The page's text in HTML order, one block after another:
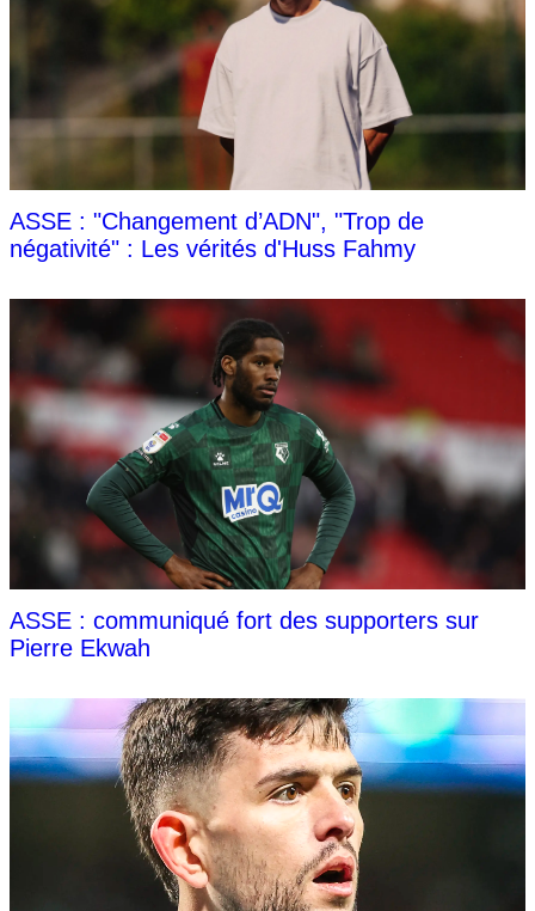
ASSE : "Changement d’ADN", "Trop de
négativité" : Les vérités d'Huss Fahmy
ASSE : communiqué fort des supporters sur
Pierre Ekwah